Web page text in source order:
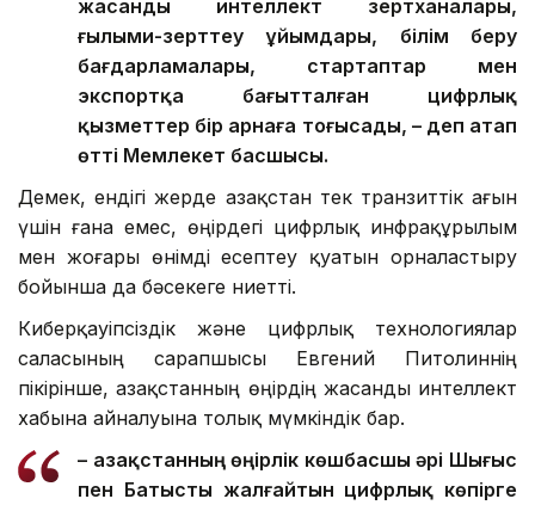
жасанды интеллект зертханалары,
ғылыми-зерттеу ұйымдары, білім беру
бағдарламалары, стартаптар мен
экспортқа бағытталған цифрлық
қызметтер бір арнаға тоғысады, – деп атап
өтті Мемлекет басшысы.
Демек, ендігі жерде Қазақстан тек транзиттік ағын
үшін ғана емес, өңірдегі цифрлық инфрақұрылым
мен жоғары өнімді есептеу қуатын орналастыру
бойынша да бәсекеге ниетті.
Киберқауіпсіздік және цифрлық технологиялар
саласының сарапшысы Евгений Питолиннің
пікірінше, Қазақстанның өңірдің жасанды интеллект
хабына айналуына толық мүмкіндік бар.
– Қазақстанның өңірлік көшбасшы әрі Шығыс
пен Батысты жалғайтын цифрлық көпірге